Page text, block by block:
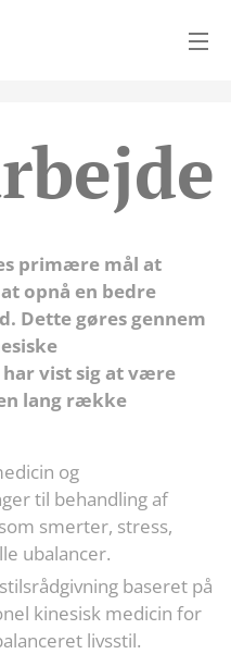
primære mål at
opnå en bedre
Dette gøres gennem
vist sig at være
lang række
og
til behandling af
smerter, stress,
ubalancer.
baseret på
kinesisk medicin for
livsstil.